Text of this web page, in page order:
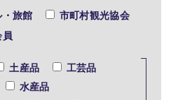
・旅館
市町村観光協会
員
土産品
工芸品
水産品